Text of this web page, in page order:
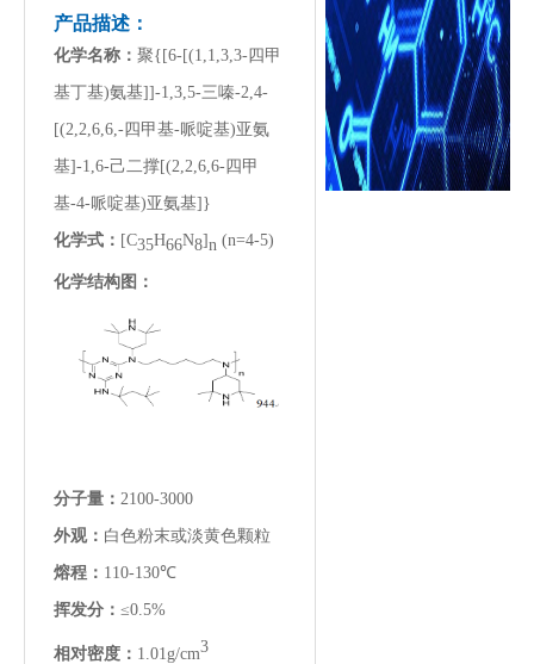
产品描述：
化学名称： 聚{[6-[(1,1,3,3-四甲
基丁基)氨基]]-1,3,5-三嗪-2,4-
[(2,2,6,6,-四甲基-哌啶基)亚氨
基]-1,6-己二撑[(2,2,6,6-四甲
基-4-哌啶基)亚氨基]}
化学式： [C35H66N8]n (n=4-5)
化学结构图：
分子量： 2100-3000
外观： 白色粉末或淡黄色颗粒
熔程： 110-130℃
挥发分： ≤0.5%
相对密度： 1.01g/cm3